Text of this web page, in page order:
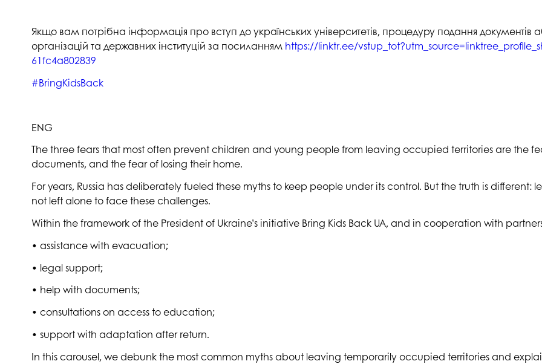
Якщо вам потрібна інформація про вступ до українських університетів, процедуру подання документів
організацій та державних інституцій за посиланням https://linktr.ee/
61fc4a802839
#BringKidsBack
ENG
The three fears that most often prevent children and young people from leaving occupied territories are the
documents, and the fear of losing their home.
For years, Russia has deliberately fueled these myths to keep people under its control. But the truth is
not left alone to face these challenges.
Within the framework of the President of Ukraine’s initiative Bring Kids Back UA, and in cooperation with
• assistance with evacuation;
• legal support;
• help with documents;
• consultations on access to education;
• support with adaptation after return.
In this carousel, we debunk the most common myths about leaving temporarily occupied territories and